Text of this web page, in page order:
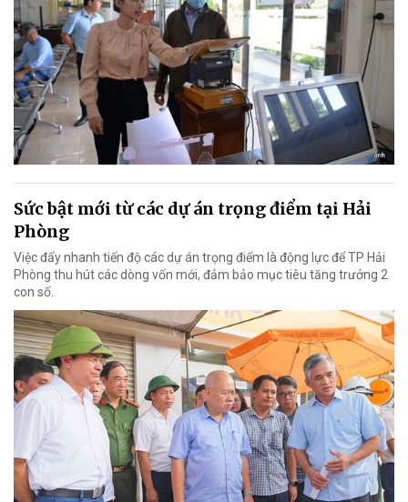
Sức bật mới từ các dự án trọng điểm tại Hải
Phòng
Việc đẩy nhanh tiến độ các dự án trọng điểm là động lực để TP Hải
Phòng thu hút các dòng vốn mới, đảm bảo mục tiêu tăng trưởng 2
con số.